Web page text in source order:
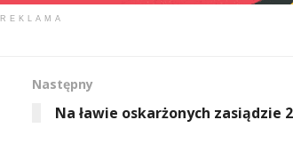
REKLAMA
Następny
Na ławie oskarżonych zasiądzie